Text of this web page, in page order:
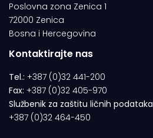
Poslovna zona Zenica 1
72000 Zenica
Bosna i Hercegovina
Kontaktirajte nas
Tel.: +387 (0)32 441-200
Fax: +387 (0)32 405-970
Službenik za zaštitu ličnih podataka
+387 (0)32 464-450